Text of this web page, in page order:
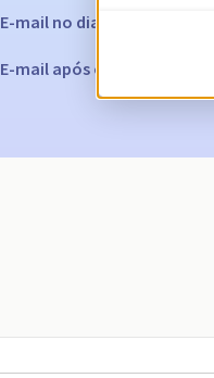
E-mail no dia da expiração
E-mail após o Redemption